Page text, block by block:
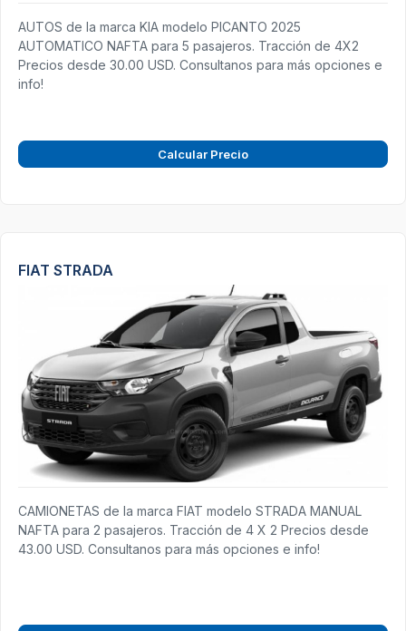
AUTOS de la marca KIA modelo PICANTO 2025
AUTOMATICO NAFTA para 5 pasajeros. Tracción de 4X2
Precios desde 30.00 USD. Consultanos para más opciones e
info!
Calcular Precio
FIAT STRADA
CAMIONETAS de la marca FIAT modelo STRADA MANUAL
NAFTA para 2 pasajeros. Tracción de 4 X 2 Precios desde
43.00 USD. Consultanos para más opciones e info!